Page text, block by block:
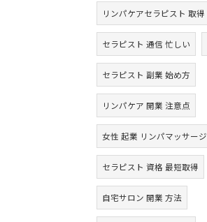
リンパケアセラピスト 取得
セラピスト 通信 忙しい
セラピスト 副業 始め方
リンパケア 開業 注意点
女性 起業 リンパマッサージ
セラピスト 資格 最短取得
自宅サロン 開業 方法